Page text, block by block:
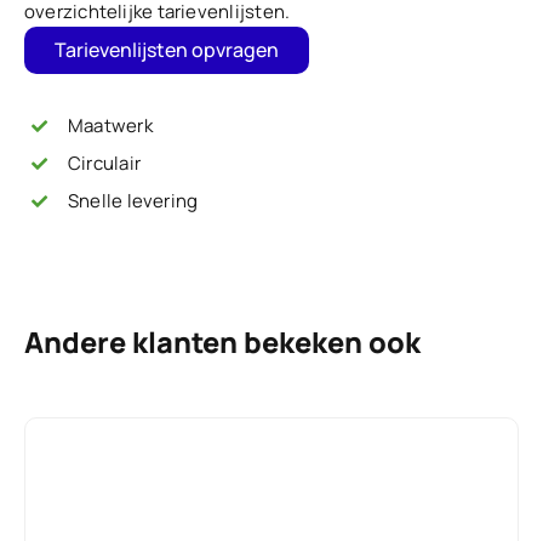
overzichtelijke tarievenlijsten.
Tarievenlijsten opvragen
Maatwerk
Circulair
Snelle levering
Andere klanten bekeken ook